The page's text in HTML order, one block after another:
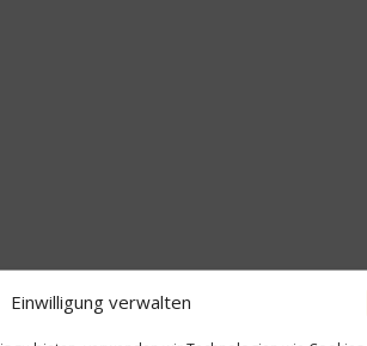
Einwilligung verwalten